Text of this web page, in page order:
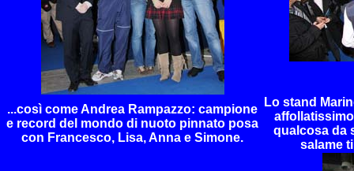
...così come Andrea Rampazzo: campione
e record del mondo di nuoto pinnato posa
con Francesco, Lisa, Anna e Simone.
Lo stand
qualcosa da
salame